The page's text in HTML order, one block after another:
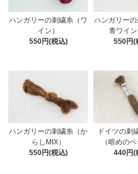
ハンガリーの刺繍糸（ワ
イン）
550円(税込)
ハンガリー
青ワイン
550円(
ハンガリーの刺繍糸（か
らしMIX）
550円(税込)
ドイツの刺
（暗めの
440円(